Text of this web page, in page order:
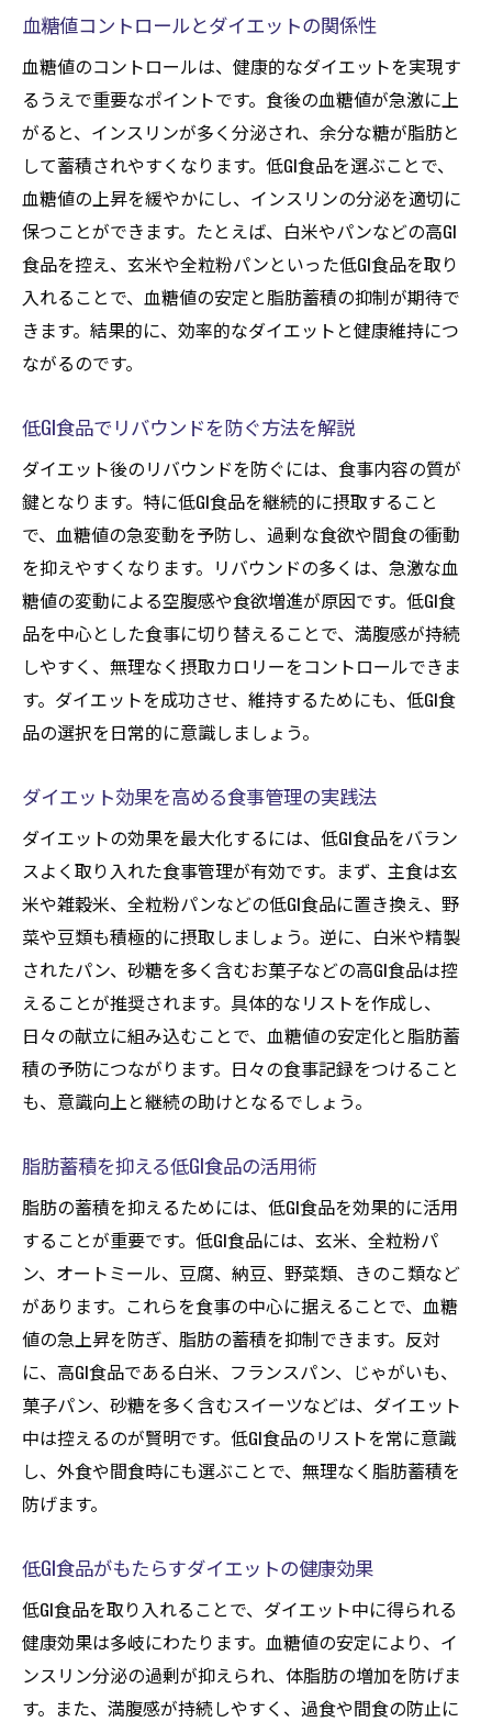
血糖値コントロールとダイエットの関係性
血糖値のコントロールは、健康的なダイエットを実現す
るうえで重要なポイントです。食後の血糖値が急激に上
がると、インスリンが多く分泌され、余分な糖が脂肪と
して蓄積されやすくなります。低GI食品を選ぶことで、
血糖値の上昇を緩やかにし、インスリンの分泌を適切に
保つことができます。たとえば、白米やパンなどの高GI
食品を控え、玄米や全粒粉パンといった低GI食品を取り
入れることで、血糖値の安定と脂肪蓄積の抑制が期待で
きます。結果的に、効率的なダイエットと健康維持につ
ながるのです。
低GI食品でリバウンドを防ぐ方法を解説
ダイエット後のリバウンドを防ぐには、食事内容の質が
鍵となります。特に低GI食品を継続的に摂取すること
で、血糖値の急変動を予防し、過剰な食欲や間食の衝動
を抑えやすくなります。リバウンドの多くは、急激な血
糖値の変動による空腹感や食欲増進が原因です。低GI食
品を中心とした食事に切り替えることで、満腹感が持続
しやすく、無理なく摂取カロリーをコントロールできま
す。ダイエットを成功させ、維持するためにも、低GI食
品の選択を日常的に意識しましょう。
ダイエット効果を高める食事管理の実践法
ダイエットの効果を最大化するには、低GI食品をバラン
スよく取り入れた食事管理が有効です。まず、主食は玄
米や雑穀米、全粒粉パンなどの低GI食品に置き換え、野
菜や豆類も積極的に摂取しましょう。逆に、白米や精製
されたパン、砂糖を多く含むお菓子などの高GI食品は控
えることが推奨されます。具体的なリストを作成し、
日々の献立に組み込むことで、血糖値の安定化と脂肪蓄
積の予防につながります。日々の食事記録をつけること
も、意識向上と継続の助けとなるでしょう。
脂肪蓄積を抑える低GI食品の活用術
脂肪の蓄積を抑えるためには、低GI食品を効果的に活用
することが重要です。低GI食品には、玄米、全粒粉パ
ン、オートミール、豆腐、納豆、野菜類、きのこ類など
があります。これらを食事の中心に据えることで、血糖
値の急上昇を防ぎ、脂肪の蓄積を抑制できます。反対
に、高GI食品である白米、フランスパン、じゃがいも、
菓子パン、砂糖を多く含むスイーツなどは、ダイエット
中は控えるのが賢明です。低GI食品のリストを常に意識
し、外食や間食時にも選ぶことで、無理なく脂肪蓄積を
防げます。
低GI食品がもたらすダイエットの健康効果
低GI食品を取り入れることで、ダイエット中に得られる
健康効果は多岐にわたります。血糖値の安定により、イ
ンスリン分泌の過剰が抑えられ、体脂肪の増加を防げま
す。また、満腹感が持続しやすく、過食や間食の防止に